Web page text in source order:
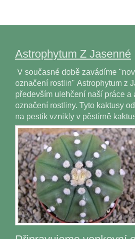
Astrophytum Z Jasenné
V současné době zavádíme
označení rostlin" Astrophytum z
především ulehčení naší práce a
označení rostliny. Tyto kaktusy
na pestík vznikly v pěstírně